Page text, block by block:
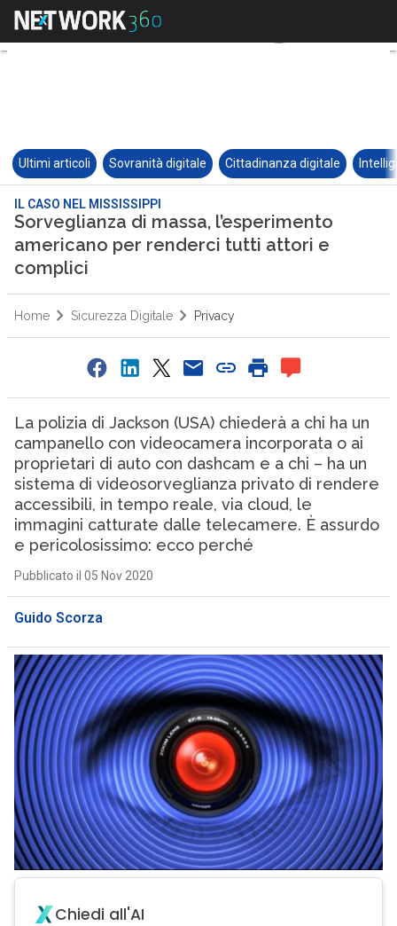
Ultimi articoli Sovranità digitale Cittadinanza digitale
IL CASO NEL MISSISSIPPI
Sorveglianza di massa, l’esperimento
americano per renderci tutti attori e
complici
Home Sicurezza Digitale Privacy
La polizia di Jackson (USA) chiederà a chi ha un
campanello con videocamera incorporata o ai
proprietari di auto con dashcam e a chi – ha un
sistema di videosorveglianza privato di rendere
accessibili, in tempo reale, via cloud, le
immagini catturate dalle telecamere. È assurdo
e pericolosissimo: ecco perché
Pubblicato il 05 Nov 2020
Guido Scorza
Chiedi all'AI